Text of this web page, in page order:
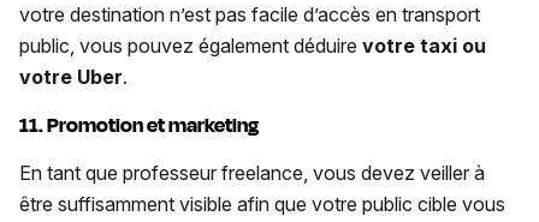
votre destination n’est pas facile d’accès en transport
public, vous pouvez également déduire votre taxi ou
votre Uber.
11. Promotion et marketing
En tant que professeur freelance, vous devez veiller à
être suffisamment visible afin que votre public cible vous